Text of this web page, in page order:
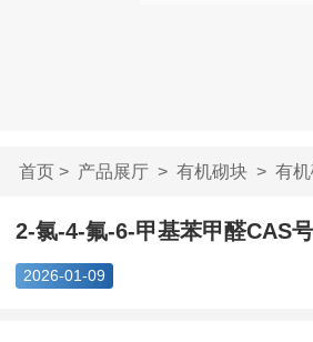
首页> 产品展厅> 有机砌块> 有
基苯甲醛CAS号...
2-氯-4-氟-6-甲基苯甲醛CAS
2026-01-09